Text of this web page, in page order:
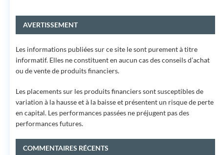
AVERTISSEMENT
Les informations publiées sur ce site le sont purement à titre
informatif. Elles ne constituent en aucun cas des conseils d’achat
ou de vente de produits financiers.
Les placements sur les produits financiers sont susceptibles de
variation à la hausse et à la baisse et présentent un risque de perte
en capital. Les performances passées ne préjugent pas des
performances futures.
COMMENTAIRES RÉCENTS